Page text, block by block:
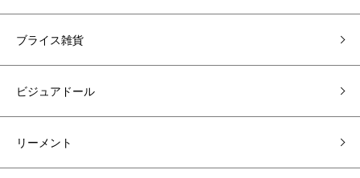
ブライス雑貨
ビジュアドール
リーメント